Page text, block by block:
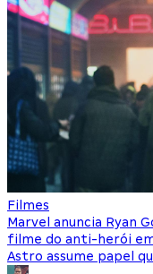
Filmes
Marvel anuncia Ryan
filme do anti-herói
Astro assume papel